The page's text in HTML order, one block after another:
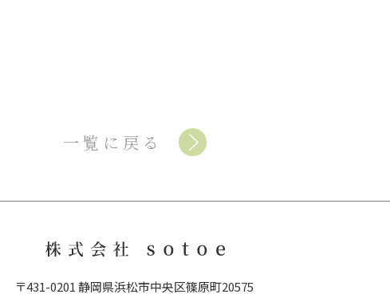
一覧に戻る
〒431-0201 静岡県浜松市中央区篠原町20575